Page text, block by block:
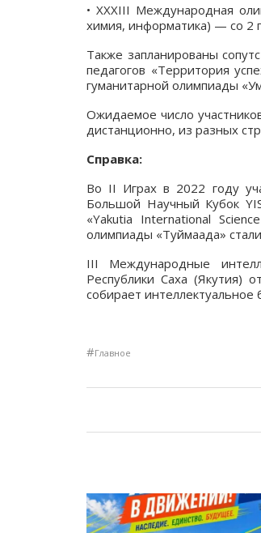
• XXXIII Международная
химия, информатика) — со 2
Также запланированы
педагогов «Территория
гуманитарной олимпиады
Ожидаемое число
дистанционно, из разных
Справка:
Во II Играх в 2022 году
Большой Научный Кубок
«Yakutia International
олимпиады «Туймаада»
III Международные
Республики Саха
собирает
#Главное